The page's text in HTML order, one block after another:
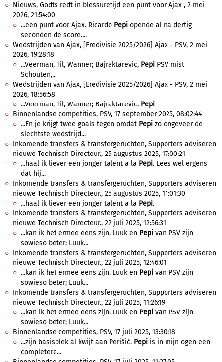
Nieuws, Godts redt in blessuretijd een punt voor Ajax , 2 mei
2026, 21:54:00
...een punt voor Ajax. Ricardo Pepi opende al na dertig
seconden de score....
Wedstrijden van Ajax, [Eredivisie 2025/2026] Ajax - PSV, 2 mei
2026, 19:28:18
...Veerman, Til, Wanner; Bajraktarevic, Pepi PSV mist
Schouten,...
Wedstrijden van Ajax, [Eredivisie 2025/2026] Ajax - PSV, 2 mei
2026, 18:56:58
...Veerman, Til, Wanner; Bajraktarevic, Pepi
Binnenlandse competities, PSV, 17 september 2025, 08:02:44
...En je krijgt twee goals tegen omdat Pepi zo ongeveer de
slechtste wedstrijd...
Inkomende transfers & transfergeruchten, Supporters adviseren
nieuwe Technisch Directeur., 25 augustus 2025, 17:00:21
...haal ik liever een jonger talent a la Pepi. Lees wel ergens
dat hij...
Inkomende transfers & transfergeruchten, Supporters adviseren
nieuwe Technisch Directeur., 25 augustus 2025, 11:01:30
...haal ik liever een jonger talent a la Pepi.
Inkomende transfers & transfergeruchten, Supporters adviseren
nieuwe Technisch Directeur., 22 juli 2025, 12:56:31
...kan ik het ermee eens zijn. Luuk en Pepi van PSV zijn
sowieso beter; Luuk...
Inkomende transfers & transfergeruchten, Supporters adviseren
nieuwe Technisch Directeur., 22 juli 2025, 12:46:01
...kan ik het ermee eens zijn. Luuk en Pepi van PSV zijn
sowieso beter; Luuk...
Inkomende transfers & transfergeruchten, Supporters adviseren
nieuwe Technisch Directeur., 22 juli 2025, 11:26:19
...kan ik het ermee eens zijn. Luuk en Pepi van PSV zijn
sowieso beter; Luuk...
Binnenlandse competities, PSV, 17 juli 2025, 13:30:18
...zijn basisplek al kwijt aan Perišić. Pepi is in mijn ogen een
completere...